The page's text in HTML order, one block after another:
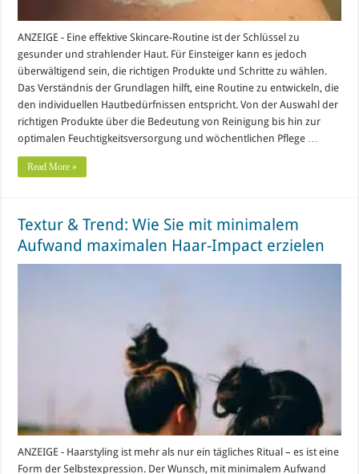
ANZEIGE - Eine effektive Skincare-Routine ist der Schlüssel zu
gesunder und strahlender Haut. Für Einsteiger kann es jedoch
überwältigend sein, die richtigen Produkte und Schritte zu wählen.
Das Verständnis der Grundlagen hilft, eine Routine zu entwickeln, die
den individuellen Hautbedürfnissen entspricht. Von der Auswahl der
richtigen Produkte über die Bedeutung von Reinigung bis hin zur
optimalen Feuchtigkeitsversorgung und wöchentlichen Pflege …
Read More »
Textur & Trend: Wie Sie mit minimalem
Aufwand maximalen Haar-Impact erzielen
ANZEIGE - Haarstyling ist mehr als nur ein tägliches Ritual – es ist eine
Form der Selbstexpression. Der Wunsch, mit minimalem Aufwand